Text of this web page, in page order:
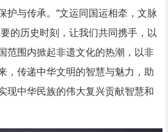
护与传承。“文运同国运相牵，文脉
的历史时刻，让我们共同携手，以
范围内掀起非遗文化的热潮，以非
，传递中华文明的智慧与魅力，助
现中华民族的伟大复兴贡献智慧和